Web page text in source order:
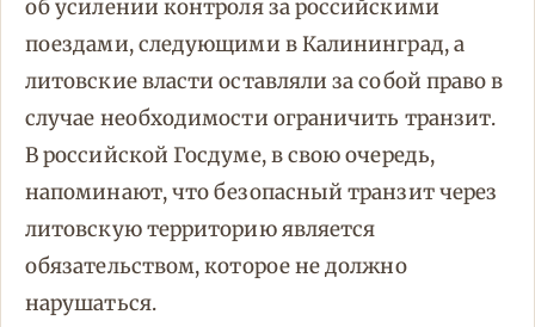
об усилении контроля за российскими
поездами, следующими в Калининград, а
литовские власти оставляли за собой право в
случае необходимости ограничить транзит.
В российской Госдуме, в свою очередь,
напоминают, что безопасный транзит через
литовскую территорию является
обязательством, которое не должно
нарушаться.